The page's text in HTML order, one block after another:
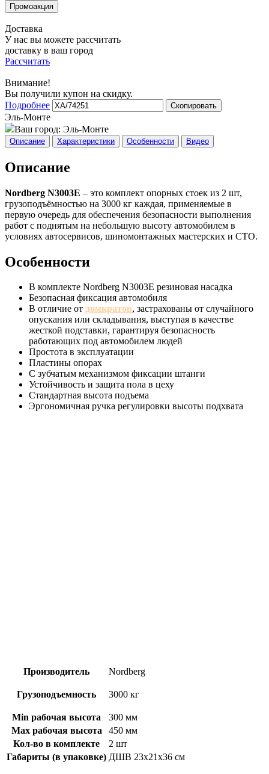
Доставка
У нас вы можете рассчитать
доставку в ваш город
Рассчитать
Внимание!
Вы получили купон на скидку.
Подробнее
Скопировать
Эль-Монте
Ваш город: Эль-Монте
Описание Характеристики Особенности Видео
Описание
Nordberg N3003E – это комплект опорных стоек из 2 шт,
грузоподъёмностью на 3000 кг каждая, применяемые в
первую очередь для обеспечения безопасности выполнения
работ с поднятым на небольшую высоту автомобилем в
условиях автосервисов, шиномонтажных мастерских и СТО.
Особенности
В комплекте Nordberg N3003E резиновая насадка
Безопасная фиксация автомобиля
В отличие от домкратов, застрахованы от случайного
опускания или складывания, выступая в качестве
жесткой подставки, гарантируя безопасность
работающих под автомобилем людей
Простота в эксплуатации
Пластины опорах
С зубчатым механизмом фиксации штанги
Устойчивость и защита пола в цеху
Стандартная высота подъема
Эргономичная ручка регулировки высоты подхвата
Производитель Nordberg
Грузоподъемность 3000 кг
Min рабочая высота
300 мм
Maх рабочая высота
450 мм
Кол-во в комплекте
2 шт
Габариты (в упаковке) ДШВ 23х21х36 см